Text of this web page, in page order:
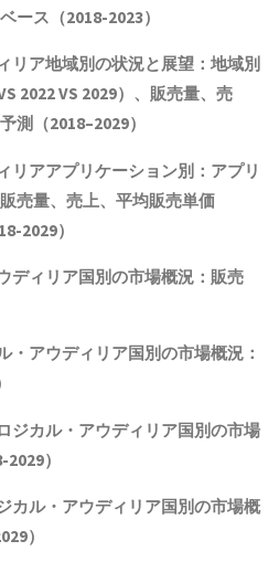
ベース（2018-2023）
リア地域別の状況と展望：地域別
2022 VS 2029）、販売量、売
測（2018–2029）
リアアプリケーション別：アプリ
販売量、売上、平均販売単価
2029）
ディリア国別の市場概況：販売
・アウディリア国別の市場概況：
ジカル・アウディリア国別の市場
）
カル・アウディリア国別の市場概
）